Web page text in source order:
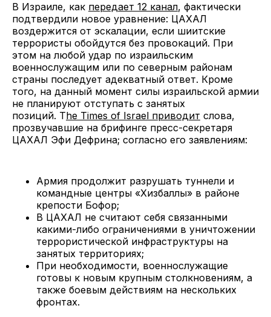
В Израиле, как передает 12 канал, фактически
подтвердили новое уравнение: ЦАХАЛ
воздержится от эскалации, если шиитские
террористы обойдутся без провокаций. При
этом на любой удар по израильским
военнослужащим или по северным районам
страны последует адекватный ответ. Кроме
того, на данный момент силы израильской армии
не планируют отступать с занятых
позиций. The Times of Israel приводит слова,
прозвучавшие на брифинге пресс-секретаря
ЦАХАЛ Эфи Дефрина; согласно его заявлениям:
Армия продолжит разрушать туннели и
командные центры «Хизбаллы» в районе
крепости Бофор;
В ЦАХАЛ не считают себя связанными
какими-либо ограничениями в уничтожении
террористической инфраструктуры на
занятых территориях;
При необходимости, военнослужащие
готовы к новым крупным столкновениям, а
также боевым действиям на нескольких
фронтах.